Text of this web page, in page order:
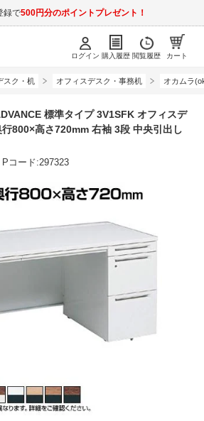
録で500円分のポイントプレゼント！
ログイン 購入履歴 閲覧履歴 カート
スク・机 オフィスデスク・事務机 オカムラ
標準タイプ 3V1SFK オフィスデ
800×高さ720mm 右袖 3段 中央引出し
Pコード:297323